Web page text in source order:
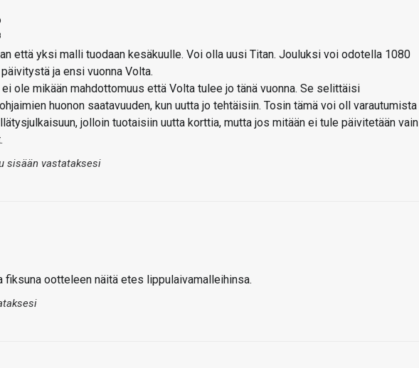
että yksi malli tuodaan kesäkuulle. Voi olla uusi Titan. Jouluksi voi odotella 1080
ja ensi vuonna Volta.
ei ole mikään mahdottomuus että Volta tulee jo tänä vuonna. Se selittäisi
huonon saatavuuden, kun uutta jo tehtäisiin. Tosin tämä voi oll varautumista
jolloin tuotaisiin uutta korttia, mutta jos mitään ei tule päivitetään vain
sisään vastataksesi
fiksuna ootteleen näitä etes lippulaivamalleihinsa.